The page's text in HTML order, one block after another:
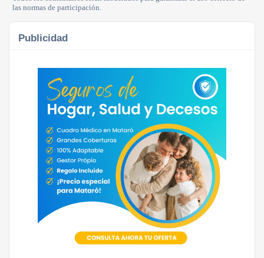
las normas de participación.
Publicidad